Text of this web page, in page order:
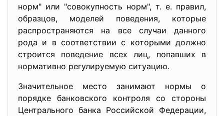
норм" или "совокупность норм", т. е. правил,
образцов, моделей поведения, которые
распространяются на все случаи данного
рода и в соответствии с которыми должно
строится поведение всех лиц, попавших в
нормативно регулируемую ситуацию.
Значительное место занимают нормы о
порядке банковского контроля со стороны
Центрального банка Российской Федерации,